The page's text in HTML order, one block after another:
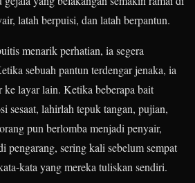
latah berpuisi, dan latah berpantun.
menarik perhatian, ia segera
sebuah pantun terdengar jenaka, ia
ke layar lain. Ketika beberapa bait
sesaat, lahirlah tepuk tangan, pujian,
pun berlomba menjadi penyair,
pengarang, sering kali sebelum sempat
kata yang mereka tuliskan sendiri.